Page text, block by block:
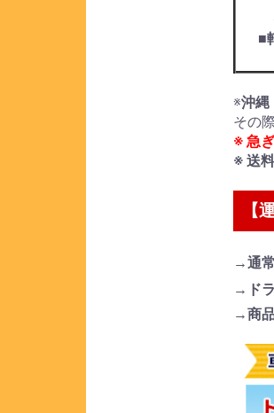
■
※沖縄
その
※ 急
※ 送
【
→通
→ド
→商